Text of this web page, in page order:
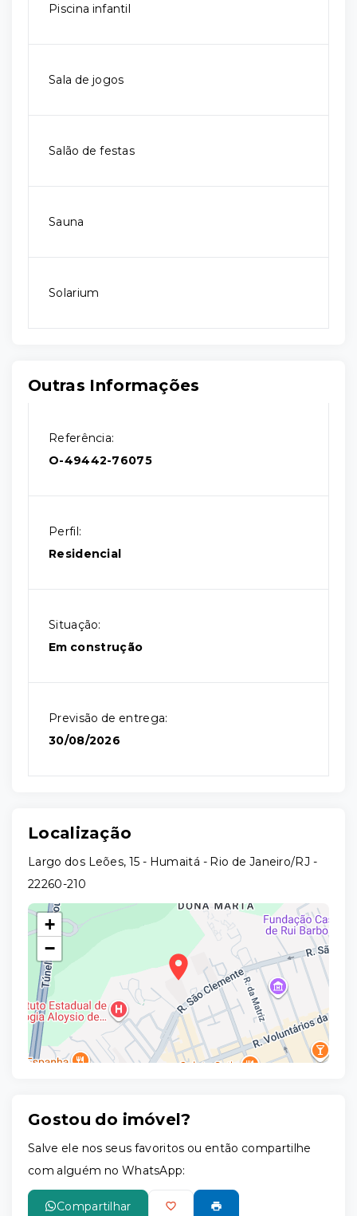
Piscina infantil
Sala de jogos
Salão de festas
Sauna
Solarium
Outras Informações
Referência:
O-49442-76075
Perfil:
Residencial
Situação:
Em construção
Previsão de entrega:
30/08/2026
Localização
Largo dos Leões, 15 - Humaitá - Rio de Janeiro/RJ -
22260-210
+
−
Gostou do imóvel?
Salve ele nos seus favoritos ou então compartilhe
com alguém no WhatsApp:
Compartilhar